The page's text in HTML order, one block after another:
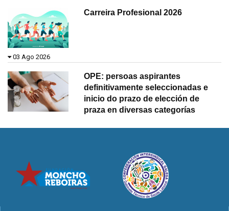
Carreira Profesional 2026
03 Ago 2026
OPE: persoas aspirantes
definitivamente seleccionadas e
inicio do prazo de elección de
praza en diversas categorías